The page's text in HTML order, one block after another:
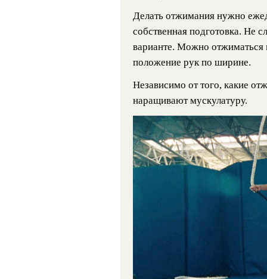
Делать отжимания нужно
собственная подготовка. Не
варианте. Можно отжиматься
положение рук по ширине.
Независимо от того, какие
наращивают мускулатуру.